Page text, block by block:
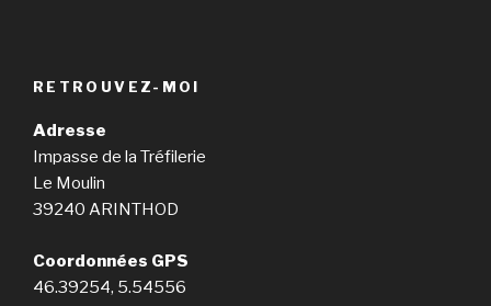
RETROUVEZ-MOI
Adresse
Impasse de la Tréfilerie
Le Moulin
39240 ARINTHOD
Coordonnées GPS
46.39254, 5.54556